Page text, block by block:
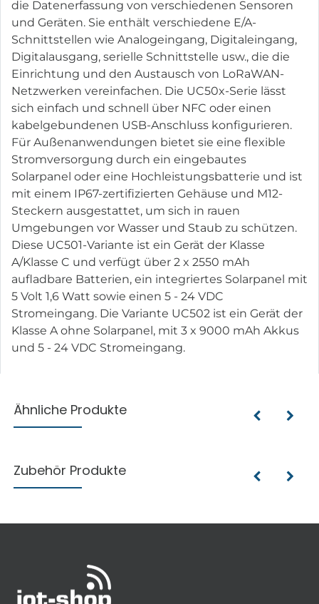
die Datenerfassung von verschiedenen Sensoren
und Geräten. Sie enthält verschiedene E/A-
Schnittstellen wie Analogeingang, Digitaleingang,
Digitalausgang, serielle Schnittstelle usw., die die
Einrichtung und den Austausch von LoRaWAN-
Netzwerken vereinfachen. Die UC50x-Serie lässt
sich einfach und schnell über NFC oder einen
kabelgebundenen USB-Anschluss konfigurieren.
Für Außenanwendungen bietet sie eine flexible
Stromversorgung durch ein eingebautes
Solarpanel oder eine Hochleistungsbatterie und ist
mit einem IP67-zertifizierten Gehäuse und M12-
Steckern ausgestattet, um sich in rauen
Umgebungen vor Wasser und Staub zu schützen.
Diese UC501-Variante ist ein Gerät der Klasse
A/Klasse C und verfügt über 2 x 2550 mAh
aufladbare Batterien, ein integriertes Solarpanel mit
5 Volt 1,6 Watt sowie einen 5 - 24 VDC
Stromeingang. Die Variante UC502 ist ein Gerät der
Klasse A ohne Solarpanel, mit 3 x 9000 mAh Akkus
und 5 - 24 VDC Stromeingang.
Ähnliche Produkte
Zubehör Produkte